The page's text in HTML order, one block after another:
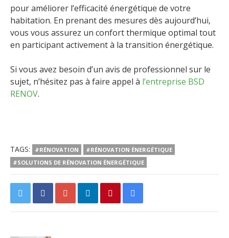
pour améliorer l’efficacité énergétique de votre
habitation. En prenant des mesures dès aujourd’hui,
vous vous assurez un confort thermique optimal tout
en participant activement à la transition énergétique.
Si vous avez besoin d’un avis de professionnel sur le
sujet, n’hésitez pas à faire appel à l’entreprise BSD
RENOV.
TAGS: #RÉNOVATION
#RÉNOVATION ÉNERGÉTIQUE
#SOLUTIONS DE RÉNOVATION ÉNERGÉTIQUE